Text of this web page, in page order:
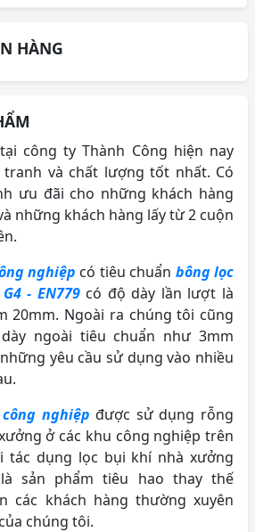
HÀNG
công ty Thành Công hiện nay
và chất lượng tốt nhất. Có
ưu đãi cho những khách hàng
những khách hàng lấy từ 2 cuộn
nghiệp có tiêu chuẩn bông lọc
- EN779có độ dày lần lượt là
20mm. Ngoài ra chúng tôi cũng
ngoài tiêu chuẩn như 3mm
yêu cầu sử dụng vào nhiều
nghiệp được sử dụng rỗng
ở các khu công nghiệp trên
tác dụng lọc bụi khí nhà xưởng
sản phẩm tiêu hao thay thế
các khách hàng thường xuyên
chúng tôi.